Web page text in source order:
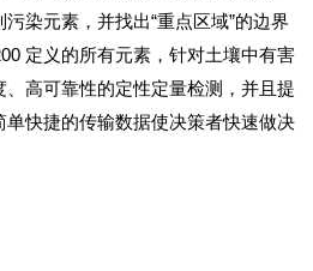
染元素，并找出“重点区域”的边界
定义的所有元素，针对土壤中有害
高可靠性的定性定量检测，并且提
快捷的传输数据使决策者快速做决